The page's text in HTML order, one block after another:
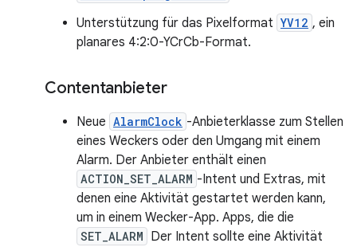
Unterstützung für das Pixelformat YV12 , ein
planares 4:2:0-YCrCb-Format.
Contentanbieter
Neue AlarmClock -Anbieterklasse zum Stellen
eines Weckers oder den Umgang mit einem
Alarm. Der Anbieter enthält einen
ACTION_SET_ALARM -Intent und Extras, mit
denen eine Aktivität gestartet werden kann,
um in einem Wecker-App. Apps, die die
SET_ALARM Der Intent sollte eine Aktivität